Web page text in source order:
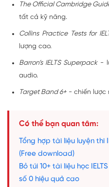
The Official Cambridge
tất cả kỹ năng.
Collins Practice Tests for
lượng cao.
Barron’s IELTS Superpack-
audio.
Target Band 6+ - chiến lược
Có thể bạn quan tâm:
Tổng hợp tài liệu luyện thi
(Free download)
Bỏ túi 10+ tài liệu học
số 0 hiệu quả cao